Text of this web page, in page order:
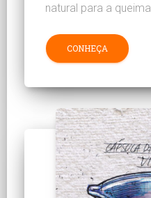
natural para a queima.
CONHEÇA